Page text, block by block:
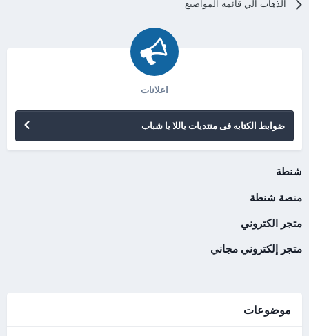
الذهاب الي قائمه المواضيع
اعلانات
ضوابط الكتابه فى منتديات ياللا يا شباب
شنطة
منصة شنطة
متجر الكتروني
متجر إلكتروني مجاني
موضوعات